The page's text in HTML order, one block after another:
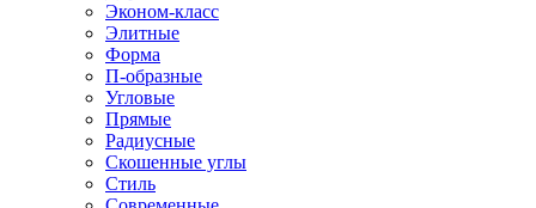
Эконом-класс
Элитные
Форма
П-образные
Угловые
Прямые
Радиусные
Скошенные углы
Стиль